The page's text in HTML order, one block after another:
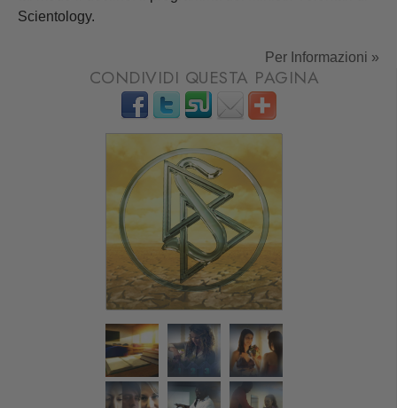
Scientology.
Per Informazioni »
CONDIVIDI QUESTA PAGINA